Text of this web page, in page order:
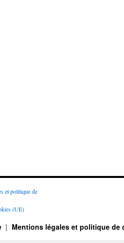
et politique de
(UE)
Mentions légales et politique de